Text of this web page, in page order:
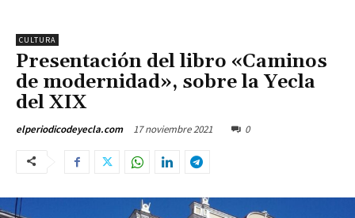
CULTURA
Presentación del libro «Caminos
de modernidad», sobre la Yecla
del XIX
elperiodicodeyecla.com 17 noviembre 2021 0